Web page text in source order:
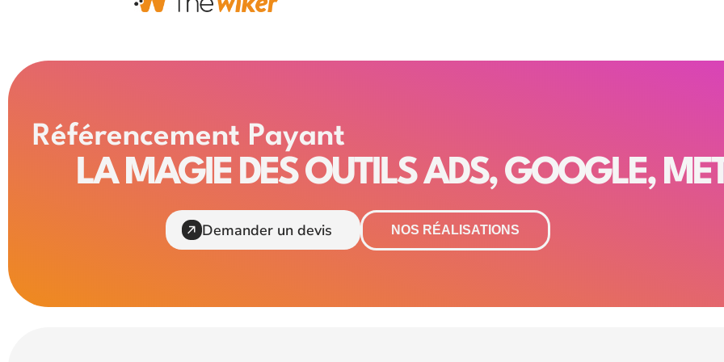
Référencement Payant
LA MAGIE DES OUTILS ADS, GOOGLE,
Demander un devis NOS RÉALISATIONS